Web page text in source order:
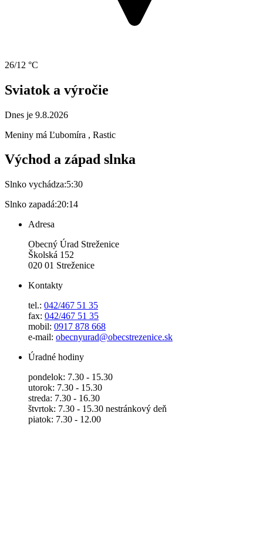
26/12 °C
Sviatok a výročie
Dnes je 9.8.2026
Meniny má Ľubomíra , Rastic
Východ a západ slnka
Slnko vychádza:5:30
Slnko zapadá:20:14
Adresa
Obecný Úrad Streženice
Školská 152
020 01 Streženice
Kontakty
tel.: 042/467 51 35
fax: 042/467 51 35
mobil: 0917 878 668
e-mail: obecnyurad@obecstrezenice.sk
Úradné hodiny
pondelok: 7.30 - 15.30
utorok: 7.30 - 15.30
streda: 7.30 - 16.30
štvrtok: 7.30 - 15.30 nestránkový deň
piatok: 7.30 - 12.00